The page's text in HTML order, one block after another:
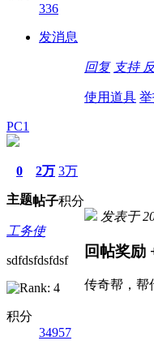
336
发消息
回复 支持
使用道具
PC1
0
主题
2万
帖子
3万
积分
工务使
sdfdsfdsfdsf
积分
34957
发表于
回帖奖励
传奇帮，帮